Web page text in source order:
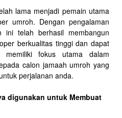
lama menjadi pemain utama
umroh. Dengan pengalaman
ini telah berhasil membangun
berkualitas tinggi dan dapat
memiliki fokus utama dalam
calon jamaah umroh yang
perjalanan anda.
digunakan untuk Membuat